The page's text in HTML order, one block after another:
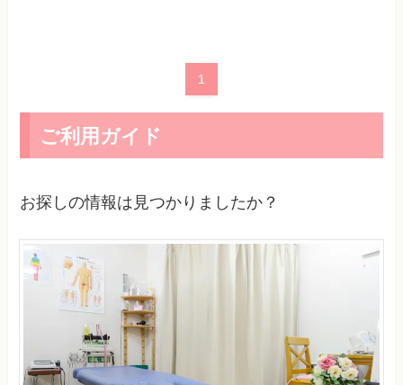
1
ご利用ガイド
お探しの情報は見つかりましたか？